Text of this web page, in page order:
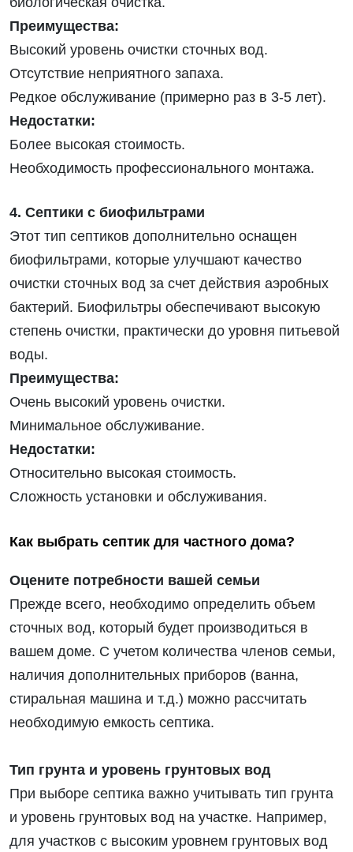
Преимущества:
Высокий уровень очистки сточных вод.
Отсутствие неприятного запаха.
Редкое обслуживание (примерно раз в 3-5 лет).
Недостатки:
Более высокая стоимость.
Необходимость профессионального монтажа.
4. Септики с биофильтрами
Этот тип септиков дополнительно оснащен
биофильтрами, которые улучшают качество
очистки сточных вод за счет действия аэробных
бактерий. Биофильтры обеспечивают высокую
степень очистки, практически до уровня питьевой
воды.
Преимущества:
Очень высокий уровень очистки.
Минимальное обслуживание.
Недостатки:
Относительно высокая стоимость.
Сложность установки и обслуживания.
Как выбрать септик для частного дома?
Оцените потребности вашей семьи
Прежде всего, необходимо определить объем
сточных вод, который будет производиться в
вашем доме. С учетом количества членов семьи,
наличия дополнительных приборов (ванна,
стиральная машина и т.д.) можно рассчитать
необходимую емкость септика.
Тип грунта и уровень грунтовых вод
При выборе септика важно учитывать тип грунта
и уровень грунтовых вод на участке. Например,
для участков с высоким уровнем грунтовых вод